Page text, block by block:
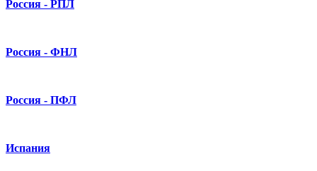
Россия - РПЛ
Россия - ФНЛ
Россия - ПФЛ
Испания